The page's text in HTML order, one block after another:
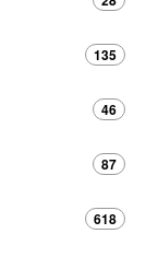
135
46
87
618